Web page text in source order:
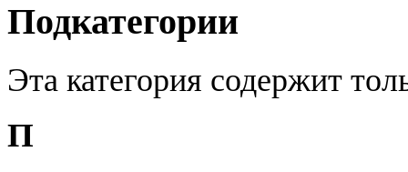
Подкатегории
Эта категория содержит
П